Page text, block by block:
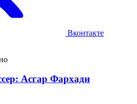
Вконтакте
Асгар Фархади